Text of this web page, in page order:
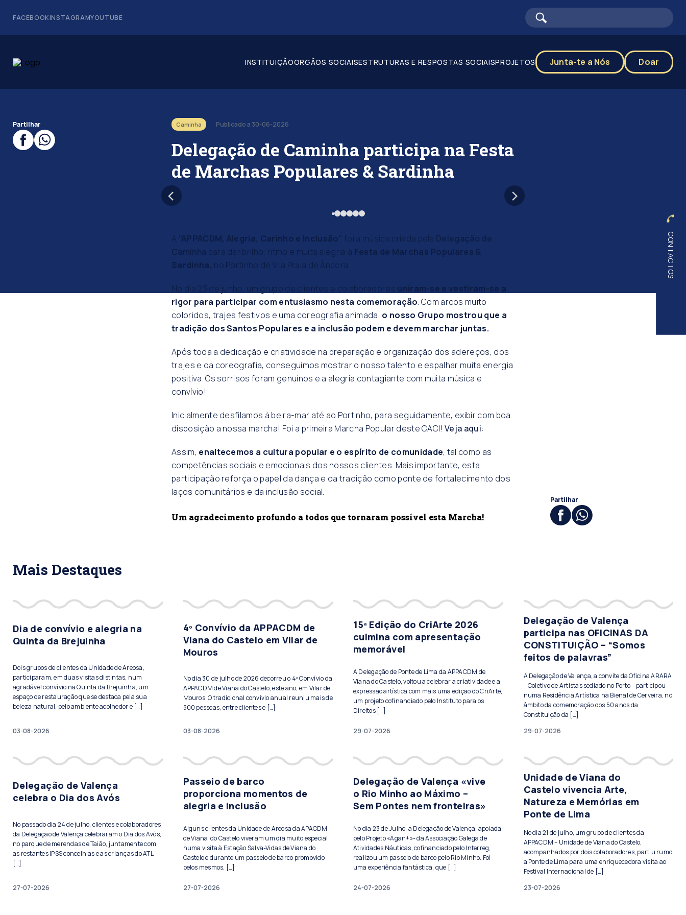
FACEBOOKINSTAGRAMYOUTUBE
CONTACTOS
INSTITUIÇÃOORGÃOS SOCIAISESTRUTURAS E RESPOSTAS SOCIAISPROJETOS Junta-te a Nós Doar
Partilhar Caminha Publicado a 30-06-2026
Delegação de Caminha participa na Festa
de Marchas Populares & Sardinha
A “APPACDM, Alegria, Carinho e Inclusão” foi a música criada pela Delegação de
Caminha para dar brilho, ritmo e muita alegria à Festa de Marchas Populares &
Sardinha, no Portinho de Vila Praia de Âncora.
No dia 23 de junho, um grupo de clientes e colaboradores uniram-se e vestiram-se a
rigor para participar com entusiasmo nesta comemoração. Com arcos muito
coloridos, trajes festivos e uma coreografia animada, o nosso Grupo mostrou que a
tradição dos Santos Populares e a inclusão podem e devem marchar juntas.
Após toda a dedicação e criatividade na preparação e organização dos adereços, dos
trajes e da coreografia, conseguimos mostrar o nosso talento e espalhar muita energia
positiva. Os sorrisos foram genuínos e a alegria contagiante com muita música e
convívio!
Inicialmente desfilamos à beira-mar até ao Portinho, para seguidamente, exibir com boa
disposição a nossa marcha! Foi a primeira Marcha Popular deste CACI!Veja aqui:
Assim, enaltecemos a cultura popular e o espírito de comunidade, tal como as
competências sociais e emocionais dos nossos clientes. Mais importante, esta
participação reforça o papel da dança e da tradição como ponte de fortalecimento dos
laços comunitários e da inclusão social.
Um agradecimento profundo a todos que tornaram possível esta Marcha!
Partilhar
Mais Destaques
Dia de convívio e alegria na
Quinta da Brejuinha
Dois grupos de clientes da Unidade de Areosa,
participaram, em duas visitas distintas, num
agradável convívio na Quinta da Brejuinha, um
espaço de restauração que se destaca pela sua
beleza natural, pelo ambiente acolhedor e […]
03-08-2026
4º Convívio da APPACDM de
Viana do Castelo em Vilar de
Mouros
No dia 30 de julho de 2026 decorreu o 4º Convívio da
APPACDM de Viana do Castelo, este ano, em Vilar de
Mouros. O tradicional convívio anual reuniu mais de
500 pessoas, entre clientes e […]
03-08-2026
15ª Edição do CriArte 2026
culmina com apresentação
memorável
A Delegação de Ponte de Lima da APPACDM de
Viana do Castelo, voltou a celebrar a criatividade e a
expressão artística com mais uma edição do CriArte,
um projeto cofinanciado pelo Instituto para os
Direitos […]
29-07-2026
Delegação de Valença
participa nas OFICINAS DA
CONSTITUIÇÃO – “Somos
feitos de palavras”
A Delegação de Valença, a convite da Oficina ARARA
– Coletivo de Artistas sediado no Porto – participou
numa Residência Artística na Bienal de Cerveira, no
âmbito da comemoração dos 50 anos da
Constituição da […]
29-07-2026
Delegação de Valença
celebra o Dia dos Avós
No passado dia 24 de julho, clientes e colaboradores
da Delegação de Valença celebraram o Dia dos Avós,
no parque de merendas de Taião, juntamente com
as restantes IPSS concelhias e as crianças do ATL
[…]
27-07-2026
Passeio de barco
proporciona momentos de
alegria e inclusão
Alguns clientes da Unidade de Areosa da APACDM
de Viana do Castelo viveram um dia muito especial
numa visita à Estação Salva-Vidas de Viana do
Castelo e durante um passeio de barco promovido
pelos mesmos, […]
27-07-2026
Delegação de Valença «vive
o Rio Minho ao Máximo –
Sem Pontes nem fronteiras»
No dia 23 de Julho, a Delegação de Valença, apoiada
pelo Projeto «Agan+»- da Associação Galega de
Atividades Náuticas, cofinanciado pelo Interreg,
realizou um passeio de barco pelo Rio Minho. Foi
uma experiência fantástica, que […]
24-07-2026
Unidade de Viana do
Castelo vivencia Arte,
Natureza e Memórias em
Ponte de Lima
No dia 21 de julho, um grupo de clientes da
APPACDM – Unidade de Viana do Castelo,
acompanhados por dois colaboradores, partiu rumo
a Ponte de Lima para uma enriquecedora visita ao
Festival Internacional de […]
23-07-2026